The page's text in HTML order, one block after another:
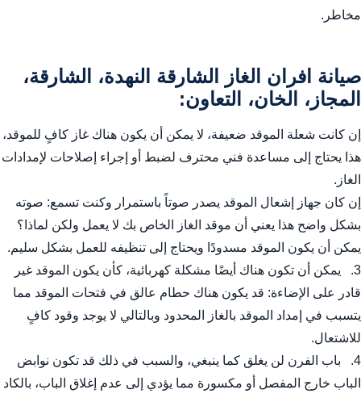
مخاطر.
صيانة افران الغاز الشارقة النهدة، الشارقة،
المجاز، الخان، التعاون:
إن كانت شعلة الموقد ضعيفة، لا يمكن أن يكون هناك غاز كافٍ للموقد،
هذا يحتاج إلى مساعدة فني محترف لضبط أو إجراء إصلاحات لإمدادات
الغاز.
إن كان جهاز إشعال الموقد يصدر صوتاً باستمرار وكنت تسمع: صوته
بشكل واضح هذا يعني أن موقد الغاز الخاص بك لا يعمل ولكن لماذا؟
يمكن أن يكون الموقد مسدودًا ويحتاج إلى تنظيفه للعمل بشكل سليم.
3. يمكن أن تكون هناك أيضًا مشكلة كهربائية، كأن يكون الموقد غير
قادر على الإضاءة: قد يكون هناك حطام عالق في فتحات الموقد مما
يتسبب في إمداد الموقد بالغاز المحدود وبالتالي لا يوجد وقود كافٍ
للاشتعال.
4. باب الفرن لن يغلق كما ينبغي، والسبب في ذلك قد تكون نوابض
الباب خارج المفصل أو مكسورة مما يؤدي إلى عدم إغلاق الباب، بالكاد